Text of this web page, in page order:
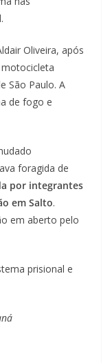
Oliveira, após
São Paulo. A
de fogo e
foragida de
por integrantes
em Salto.
em aberto pelo
prisional e